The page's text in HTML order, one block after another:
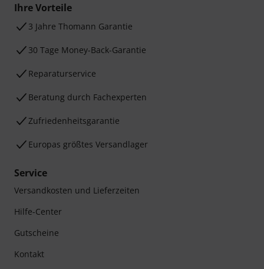
Ihre Vorteile
3 Jahre Thomann Garantie
30 Tage Money-Back-Garantie
Reparaturservice
Beratung durch Fachexperten
Zufriedenheitsgarantie
Europas größtes Versandlager
Service
Versandkosten und Lieferzeiten
Hilfe-Center
Gutscheine
Kontakt